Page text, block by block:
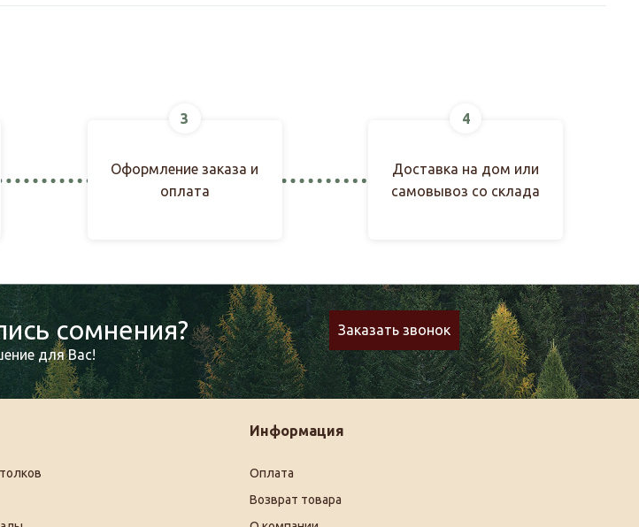
3
Оформление заказа и
оплата
4
Доставка на дом или
самовывоз со склада
сомнения?
для Вас!
Заказать звонок
Информация
Оплата
Возврат товара